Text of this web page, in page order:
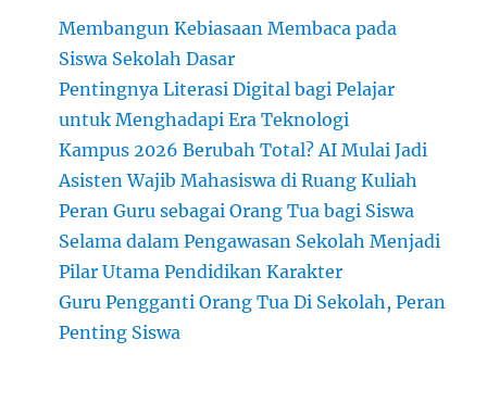
Membangun Kebiasaan Membaca pada
Siswa Sekolah Dasar
Pentingnya Literasi Digital bagi Pelajar
untuk Menghadapi Era Teknologi
Kampus 2026 Berubah Total? AI Mulai Jadi
Asisten Wajib Mahasiswa di Ruang Kuliah
Peran Guru sebagai Orang Tua bagi Siswa
Selama dalam Pengawasan Sekolah Menjadi
Pilar Utama Pendidikan Karakter
Guru Pengganti Orang Tua Di Sekolah, Peran
Penting Siswa